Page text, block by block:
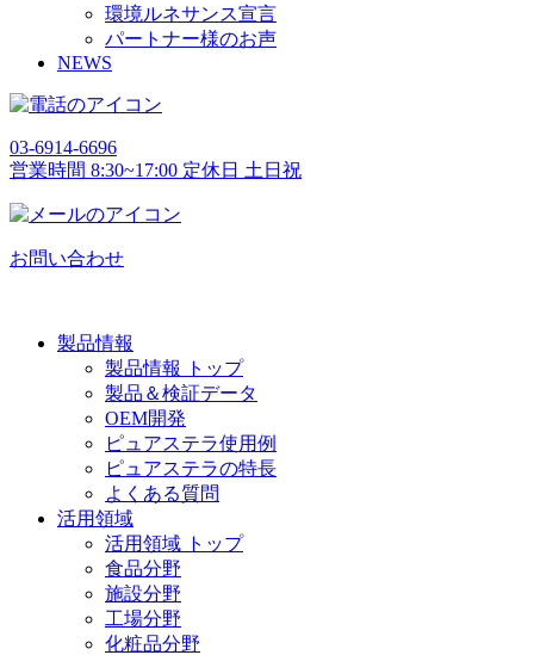
環境ルネサンス宣言
パートナー様のお声
NEWS
03-6914-6696
営業時間 8:30~17:00 定休日 土日祝
お問い合わせ
製品情報
製品情報 トップ
製品＆検証データ
OEM開発
ピュアステラ使用例
ピュアステラの特長
よくある質問
活用領域
活用領域 トップ
食品分野
施設分野
工場分野
化粧品分野